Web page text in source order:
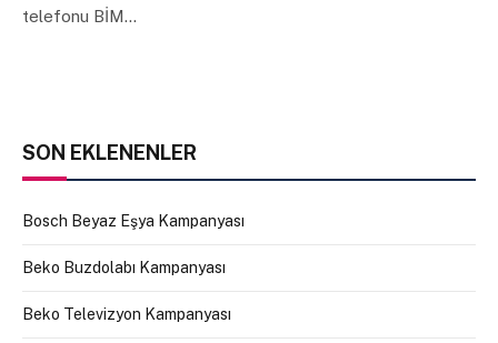
telefonu BİM…
SON EKLENENLER
Bosch Beyaz Eşya Kampanyası
Beko Buzdolabı Kampanyası
Beko Televizyon Kampanyası